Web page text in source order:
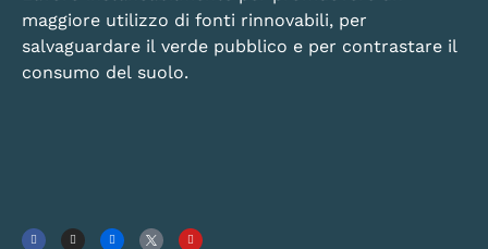
maggiore utilizzo di fonti rinnovabili, per
salvaguardare il verde pubblico e per contrastare il
consumo del suolo.